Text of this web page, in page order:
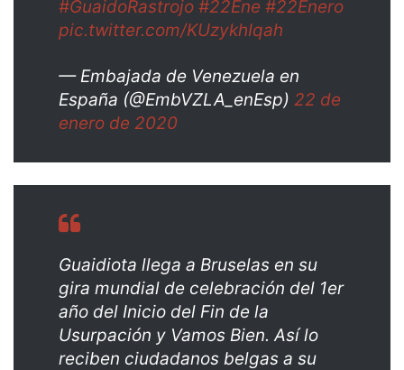
#GuaidoRastrojo #22Ene #22Enero
pic.twitter.com/KUzykhIqah
— Embajada de Venezuela en
España (@EmbVZLA_enEsp) 22 de
enero de 2020
Guaidiota llega a Bruselas en su
gira mundial de celebración del 1er
año del Inicio del Fin de la
Usurpación y Vamos Bien. Así lo
reciben ciudadanos belgas a su